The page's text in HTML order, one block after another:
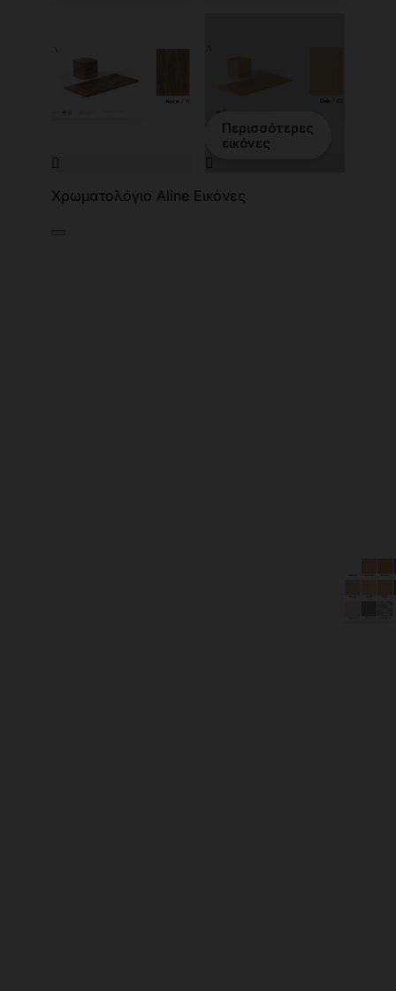

Περισσότερες
εικόνες

Χρωματολόγιο Aline Εικόνες